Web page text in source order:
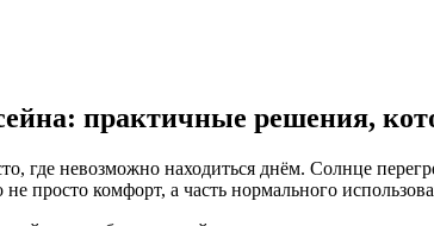
практичные решения,
где невозможно находиться днём. Солнце
просто комфорт, а часть нормального